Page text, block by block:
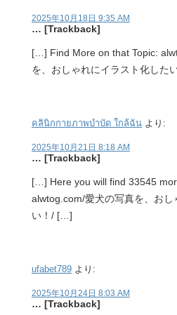
2025年10月18日 9:35 AM
… [Trackback]
[…] Find More on that Topic:
を、おしゃれにイラスト化した
คลินิกกายภาพบำบัด ใกล้ฉัน より:
2025年10月21日 8:18 AM
… [Trackback]
[…] Here you will find 33545
alwtog.com/愛犬の写真を、おし
い！/ […]
ufabet789 より:
2025年10月24日 8:03 AM
… [Trackback]